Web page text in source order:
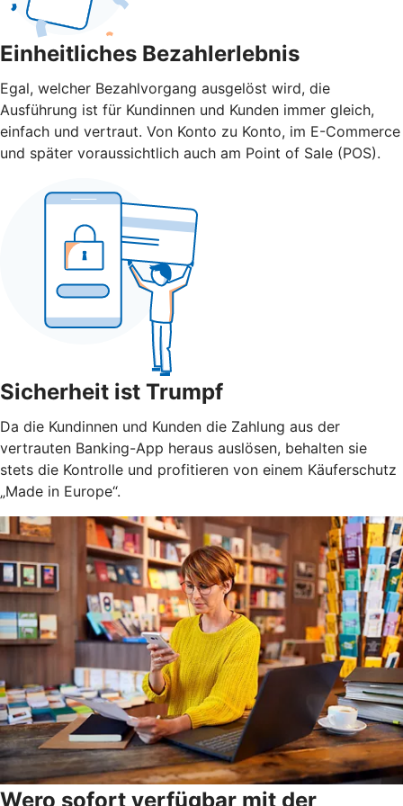
Einheitliches Bezahlerlebnis
Egal, welcher Bezahlvorgang ausgelöst wird, die
Ausführung ist für Kundinnen und Kunden immer gleich,
einfach und vertraut. Von Konto zu Konto, im E-Commerce
und später voraussichtlich auch am Point of Sale (POS).
Sicherheit ist Trumpf
Da die Kundinnen und Kunden die Zahlung aus der
vertrauten Banking-App heraus auslösen, behalten sie
stets die Kontrolle und profitieren von einem Käuferschutz
„Made in Europe“.
Wero sofort verfügbar mit der